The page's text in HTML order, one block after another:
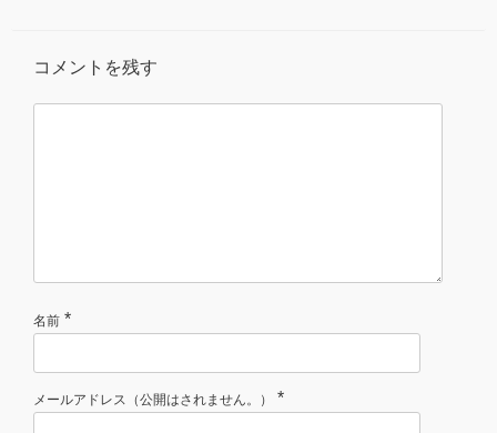
コメントを残す
名前 *
メールアドレス（公開はされません。） *